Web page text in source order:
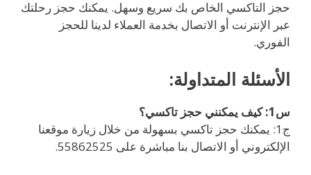
حجز التاكسي الخاص بك سريع وسهل. يمكنك حجز رحلتك
عبر الإنترنت أو الاتصال بخدمة العملاء لدينا للحجز
الفوري.
الأسئلة المتداولة:
س1: كيف يمكنني حجز تاكسي؟
ج1: يمكنك حجز تاكسي بسهولة من خلال زيارة موقعنا
الإلكتروني أو الاتصال بنا مباشرة على 55862525.